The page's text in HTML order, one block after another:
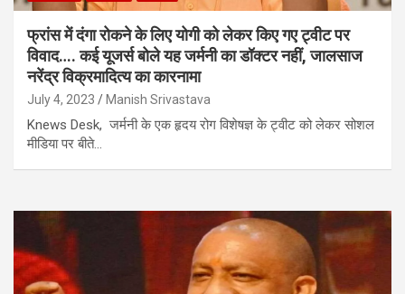
फ्रांस में दंगा रोकने के लिए योगी को लेकर किए गए ट्वीट पर
विवाद…. कई यूजर्स बोले यह जर्मनी का डॉक्टर नहीं, जालसाज
नरेंद्र विक्रमादित्य का कारनामा
July 4, 2023 Manish Srivastava
Knews Desk, जर्मनी के एक हृदय रोग विशेषज्ञ के ट्वीट को लेकर सोशल
मीडिया पर बीते…